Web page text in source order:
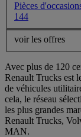
Pièces
144
voir les offres
Avec plus de 120
Renault Trucks est
de véhicules
cela, le réseau
les plus grandes
Renault Trucks,
MAN.